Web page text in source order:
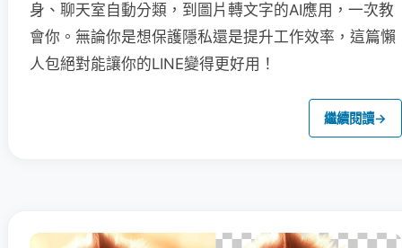
身、聊天室自動分類，到圖片轉文字的AI應用，一次教
會你。無論你是想保護隱私還是提升工作效率，這篇懶
人包絕對能讓你的LINE變得更好用！
繼續閱讀→